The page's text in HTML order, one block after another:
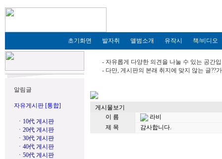
초기화면 발자취 앨범소개 유작시 책/비디오
알림글
자유게시판 [통합]
ㆍ 10代 게시판
ㆍ 20代 게시판
ㆍ 30代 게시판
ㆍ 40代 게시판
ㆍ 50代 게시판
- 자유롭게 다양한 의견을 나눌 수 있는 공간
- 다만, 게시판의 본래 취지에 맞지 않는 글??
게시물보기
이 름
라비
제 목
감사합니다.